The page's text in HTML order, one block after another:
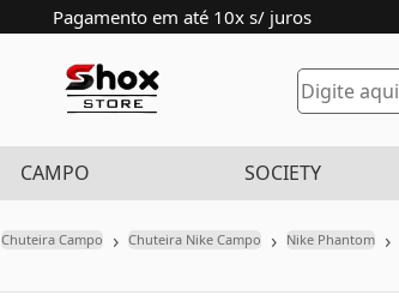
Pagamento em até 10x s/ juros
CAMPO SOCIETY
Chuteira Campo › Chuteira Nike Campo › Nike Phantom ›